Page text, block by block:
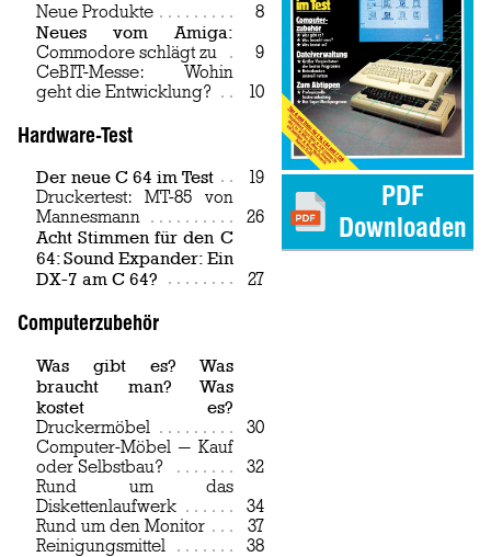
PDF
Downloaden
Neue Produkte Page
8
Neues vom Amiga:
Commodore schlägt zu Page
9
CeBIT-Messe: Wohin
geht die Entwicklung?
Page
10
Hardware-Test
Der neue C 64 im Test Page
19
Druckertest: MT-85 von
Mannesmann
Page
26
Acht Stimmen für den C
64: Sound Expander: Ein
DX-7 am C 64?
Page
27
Computerzubehör
Was gibt es? Was
braucht man? Was
kostet es?
Druckermöbel Page
30
Computer-Möbel — Kauf
oder Selbstbau?
Page
32
Rund um das
Diskettenlaufwerk
Page
34
Rund um den Monitor
Page
37
Reinigungsmittel
Page
38